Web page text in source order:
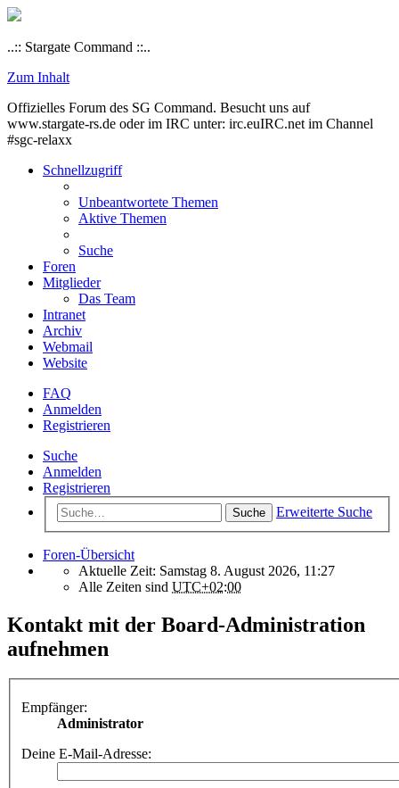
..:: Stargate Command ::..
Zum Inhalt
Offizielles Forum des SG Command. Besucht uns auf
www.stargate-rs.de oder im IRC unter: irc.euIRC.net im Channel
#sgc-relaxx
Schnellzugriff
Unbeantwortete Themen
Aktive Themen
Suche
Foren
Mitglieder
Das Team
Intranet
Archiv
Webmail
Website
FAQ
Anmelden
Registrieren
Suche
Anmelden
Registrieren
Suche Erweiterte Suche
Foren-Übersicht
Aktuelle Zeit: Samstag 8. August 2026, 11:27
Alle Zeiten sind UTC+02:00
Kontakt mit der Board-Administration
aufnehmen
Empfänger:
Administrator
Deine E-Mail-Adresse: